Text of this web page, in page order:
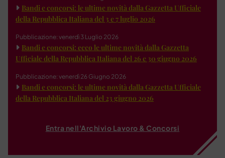
Bandi e concorsi: le ultime novità dalla Gazzetta Ufficiale
della Repubblica Italiana del 3 e 7 luglio 2026
Pubblicazione: venerdì 3 Luglio 2026
Bandi e concorsi: ecco le ultime novità dalla Gazzetta
Ufficiale della Repubblica Italiana del 26 e 30 giugno 2026
Pubblicazione: venerdì 26 Giugno 2026
Bandi e concorsi: le ultime novità dalla Gazzetta Ufficiale
della Repubblica Italiana del 23 giugno 2026
Entra nell'Archivio Lavoro & Concorsi